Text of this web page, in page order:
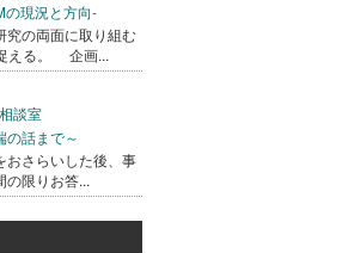
の現況と方向-
究の両面に取り組む
える。 企画...
談室
の話まで～
おさらいした後、事
の限りお答...